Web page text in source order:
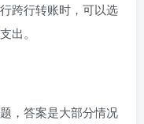
跨行转账时，可以选
出。
，答案是大部分情况